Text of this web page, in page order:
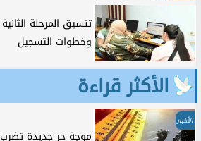
وخطوات التسجيل
الأكثر قراءة
الأخبار
موجة حر جديدة تضرب 8 دول عربية.. هل...